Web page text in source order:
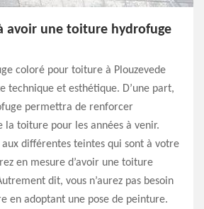
avoir une toiture hydrofuge
coloré pour toiture à Plouzevede
technique et esthétique. D’une part,
permettra de renforcer
la toiture pour les années à venir.
aux différentes teintes qui sont à votre
en mesure d’avoir une toiture
dit, vous n’aurez pas besoin
en adoptant une pose de peinture.